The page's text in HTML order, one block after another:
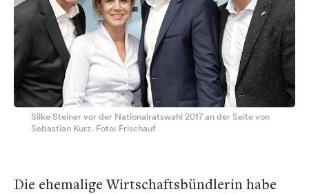
Silke Steiner vor der Nationalratswahl 2017 an der Seite von
Sebastian Kurz. Foto: Frischauf
Die ehemalige Wirtschaftsbündlerin habe